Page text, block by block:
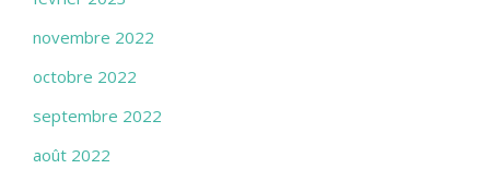
novembre 2022
octobre 2022
septembre 2022
août 2022